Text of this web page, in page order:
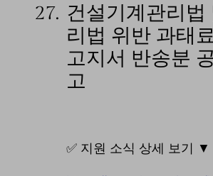
27. 건설기계관리법
리법 위반 과태
고지서 반송분
고
✅ 지원 소식 상세 보기 ▼